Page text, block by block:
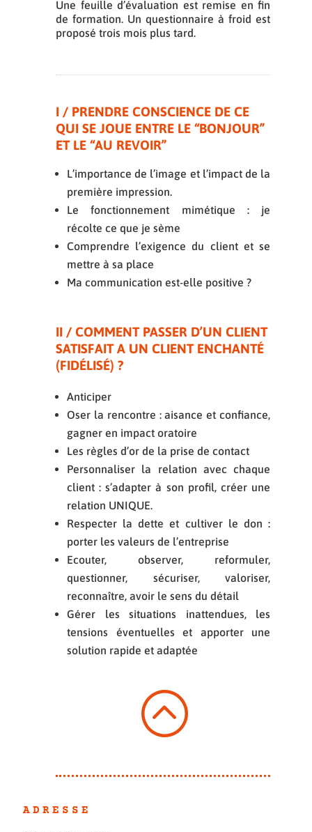
Une feuille d’évaluation est remise en fin
de formation. Un questionnaire à froid est
proposé trois mois plus tard.
I / PRENDRE CONSCIENCE DE CE
QUI SE JOUE ENTRE LE “BONJOUR”
ET LE “AU REVOIR”
L’importance de l’image et l’impact de la
première impression.
Le fonctionnement mimétique : je
récolte ce que je sème
Comprendre l’exigence du client et se
mettre à sa place
Ma communication est-elle positive ?
II / COMMENT PASSER D’UN CLIENT
SATISFAIT A UN CLIENT ENCHANTÉ
(FIDÉLISÉ) ?
Anticiper
Oser la rencontre : aisance et confiance,
gagner en impact oratoire
Les règles d’or de la prise de contact
Personnaliser la relation avec chaque
client : s’adapter à son profil, créer une
relation UNIQUE.
Respecter la dette et cultiver le don :
porter les valeurs de l’entreprise
Ecouter, observer, reformuler,
questionner, sécuriser, valoriser,
reconnaître, avoir le sens du détail
Gérer les situations inattendues, les
tensions éventuelles et apporter une
solution rapide et adaptée
:
ADRESSE